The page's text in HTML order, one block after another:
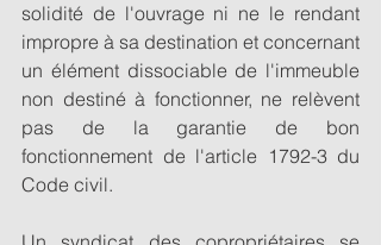
solidité de l'ouvrage ni ne le rendant
impropre à sa destination et concernant
un élément dissociable de l'immeuble
non destiné à fonctionner, ne relèvent
pas de la garantie de bon
fonctionnement de l'article 1792-3 du
Code civil.